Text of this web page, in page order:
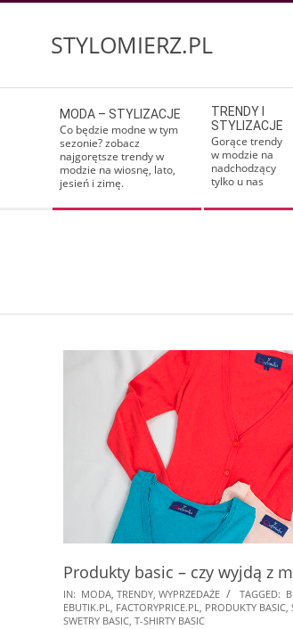
STYLOMIERZ.PL
Navigation
Menu
MODA – STYLIZACJE
Co będzie modne w tym
sezonie? zobacz
najgorętsze trendy w
modzie na wiosnę, lato,
jesień i zimę.
TRENDY I
STYLIZACJE
Gorące trendy
w modzie na
nadchodzący
tylko u nas
Produkty basic – czy wyjdą z
2018-
09-
IN: MODA, TRENDY, WYPRZEDAŻE TAGGED:
EBUTIK.PL, FACTORYPRICE.PL, PRODUKTY BASIC,
SWETRY BASIC, T-SHIRTY BASIC